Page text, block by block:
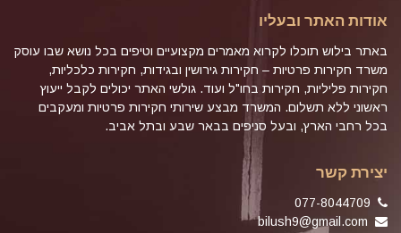
אודות האתר ובעליו
באתר בילוש תוכלו לקרוא מאמרים מקצועיים וטיפים בכל נושא שבו עוסק
משרד חקירות פרטיות – חקירות גירושין ובגידות, חקירות כלכליות,
חקירות פליליות, חקירות בחו"ל ועוד. גולשי האתר יכולים לקבל ייעוץ
ראשוני ללא תשלום. המשרד מבצע שירותי חקירות פרטיות ומעקבים
בכל רחבי הארץ, ובעל סניפים בבאר שבע ובתל אביב.
יצירת קשר
bilush9@gmail.com